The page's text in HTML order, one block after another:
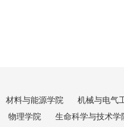
材料与能源学院 机械与电气
物理学院 生命科学与技术学